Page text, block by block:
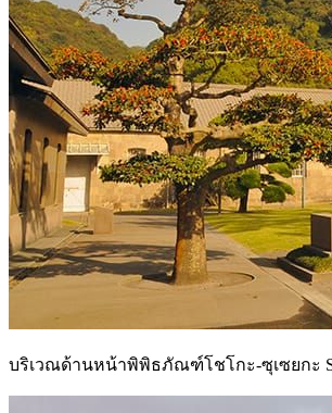
บริเวณด้านหน้าพิพิธภัณฑ์โชโกะ-ซุเซยกะ